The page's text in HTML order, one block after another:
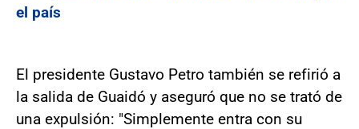
el país
El presidente Gustavo Petro también se refirió a
la salida de Guaidó y aseguró que no se trató de
una expulsión: "Simplemente entra con su